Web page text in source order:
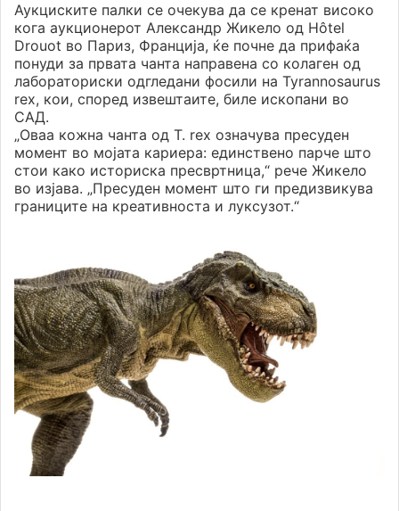
Аукциските палки се очекува да се кренат високо
кога аукционерот Александр Жикело од Hôtel
Drouot во Париз, Франција, ќе почне да прифаќа
понуди за првата чанта направена со колаген од
лабораториски одгледани фосили на Tyrannosaurus
rex, кои, според извештаите, биле ископани во
САД.
„Оваа кожна чанта од T. rex означува пресуден
момент во мојата кариера: единствено парче што
стои како историска пресвртница,“ рече Жикело
во изјава. „Пресуден момент што ги предизвикува
границите на креативноста и луксузот.“